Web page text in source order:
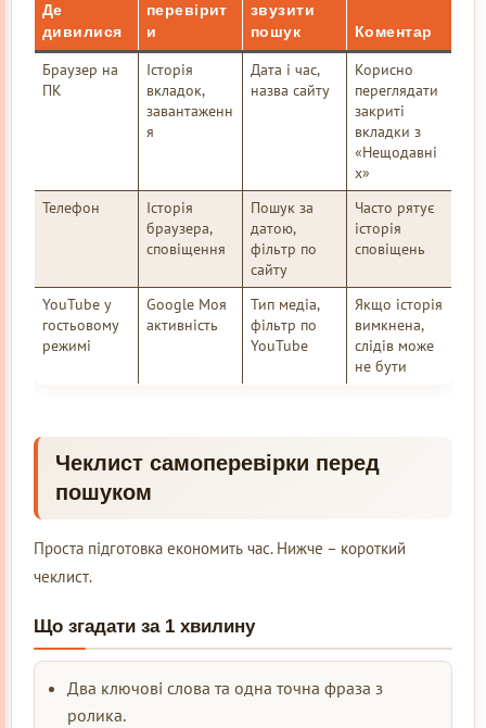
Де
дивилися
перевірит
и
звузити
пошук
Коментар
Браузер на
ПК
Історія
вкладок,
завантаженн
я
Дата і час,
назва сайту
Корисно
переглядати
закриті
вкладки з
«Нещодавні
х»
Телефон
Історія
браузера,
сповіщення
Пошук за
датою,
фільтр по
сайту
Часто рятує
історія
сповіщень
YouTube у
гостьовому
режимі
Google Моя
активність
Тип медіа,
фільтр по
YouTube
Якщо історія
вимкнена,
слідів може
не бути
Чеклист самоперевірки перед
пошуком
Проста підготовка економить час. Нижче – короткий
чеклист.
Що згадати за 1 хвилину
Два ключові слова та одна точна фраза з
ролика.